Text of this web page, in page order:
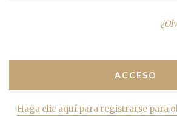
Haga clic aquí para registrarse para